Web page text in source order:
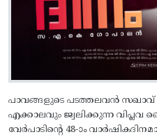
പാവങ്ങളുടെ പടത്തലവൻ
എക്കാലവും ജ്വലിക്കുന്ന
വേർപാടിന്റെ 48-ാം